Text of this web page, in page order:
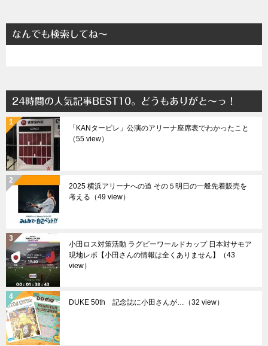
なんでも検索してね～
24時間の人気記事BEST10。どうもありがと～っ！
「KANタービレ」公演のアリーナ座席表でわかったこと
（55 view）
2025 横浜アリーナへの道 その５明日の一般先着販売を
考える（49 view）
小田ロス対策活動 ラグビーワールドカップ 日本対サモア
現地レポ【小田さんの情報は全くありません】（43
view）
DUKE 50th 記念誌に小田さんが…（32 view）